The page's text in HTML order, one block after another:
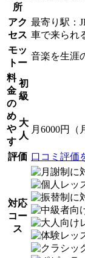
所
アク
セス
最寄り駅：
車で来られ
モッ
トー
音楽を生涯
料
金
の
め
や
す
初
級
大
人
月6000円
評価 口コミ評価
対応
コー
ス